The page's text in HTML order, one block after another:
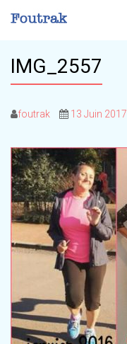
IMG_2557
foutrak 13 Juin 2017